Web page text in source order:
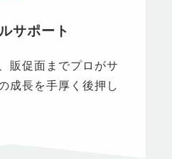
サポート
販促面までプロがサ
成長を手厚く後押し